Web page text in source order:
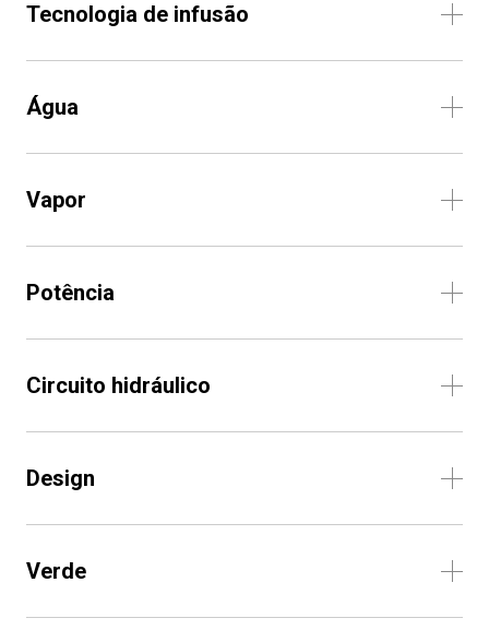
Tecnologia de infusão
Água
Vapor
Potência
Circuito hidráulico
Design
Verde